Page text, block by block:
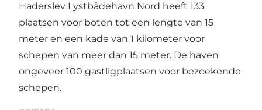
Haderslev Lystbådehavn Nord heeft 133
plaatsen voor boten tot een lengte van 15
meter en een kade van 1 kilometer voor
schepen van meer dan 15 meter. De haven
ongeveer 100 gastligplaatsen voor bezoekende
schepen.